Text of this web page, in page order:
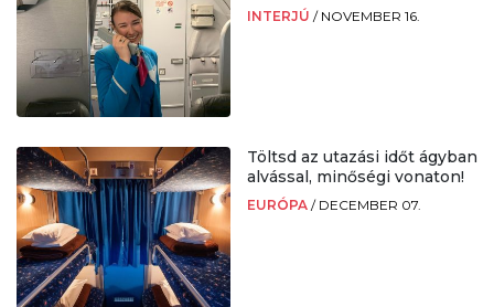
INTERJÚ / NOVEMBER 16.
Töltsd az utazási időt ágyban
alvással, minőségi vonaton!
EURÓPA / DECEMBER 07.